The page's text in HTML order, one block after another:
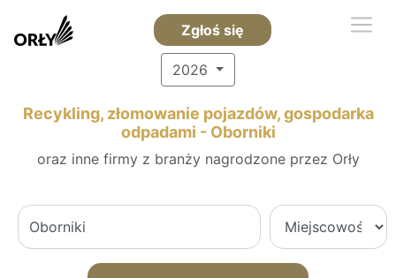
Zgłoś się
2026
Recykling, złomowanie pojazdów, gospodarka
odpadami - Oborniki
oraz inne firmy z branży nagrodzone przez Orły